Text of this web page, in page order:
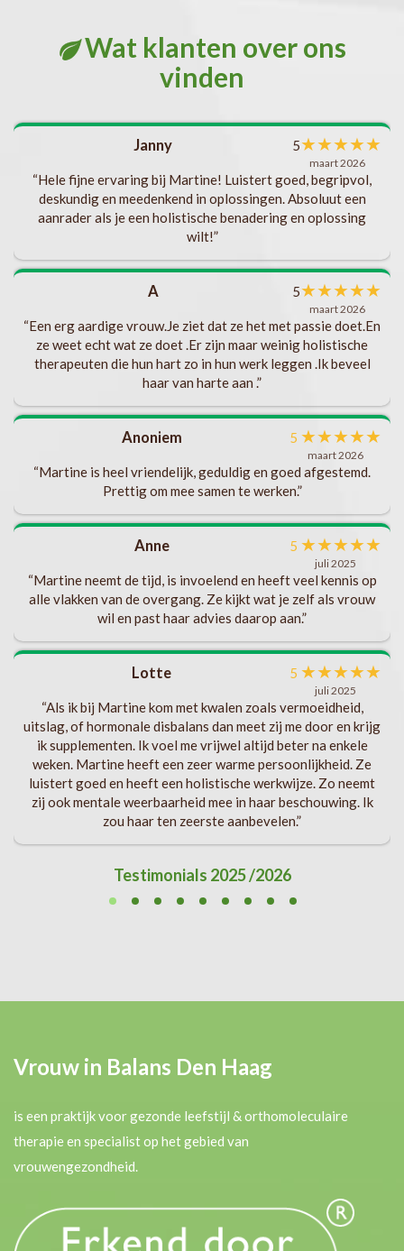
Wat klanten over ons
vinden
Janny 5★★★★★
maart 2026
“Hele fijne ervaring bij Martine! Luistert goed, begripvol,
deskundig en meedenkend in oplossingen. Absoluut een
aanrader als je een holistische benadering en oplossing
wilt!”
A 5★★★★★
maart 2026
“Een erg aardige vrouw.Je ziet dat ze het met passie doet.En
ze weet echt wat ze doet .Er zijn maar weinig holistische
therapeuten die hun hart zo in hun werk leggen .Ik beveel
haar van harte aan .”
Anoniem 5 ★★★★★
maart 2026
“Martine is heel vriendelijk, geduldig en goed afgestemd.
Prettig om mee samen te werken.”
Anne 5 ★★★★★
juli 2025
“Martine neemt de tijd, is invoelend en heeft veel kennis op
alle vlakken van de overgang. Ze kijkt wat je zelf als vrouw
wil en past haar advies daarop aan.”
Lotte 5 ★★★★★
juli 2025
“Als ik bij Martine kom met kwalen zoals vermoeidheid,
uitslag, of hormonale disbalans dan meet zij me door en krijg
ik supplementen. Ik voel me vrijwel altijd beter na enkele
weken. Martine heeft een zeer warme persoonlijkheid. Ze
luistert goed en heeft een holistische werkwijze. Zo neemt
zij ook mentale weerbaarheid mee in haar beschouwing. Ik
zou haar ten zeerste aanbevelen.”
Testimonials 2025 /2026
Vrouw in Balans Den Haag
is een praktijk voor gezonde leefstijl & orthomoleculaire
therapie en specialist op het gebied van
vrouwengezondheid.